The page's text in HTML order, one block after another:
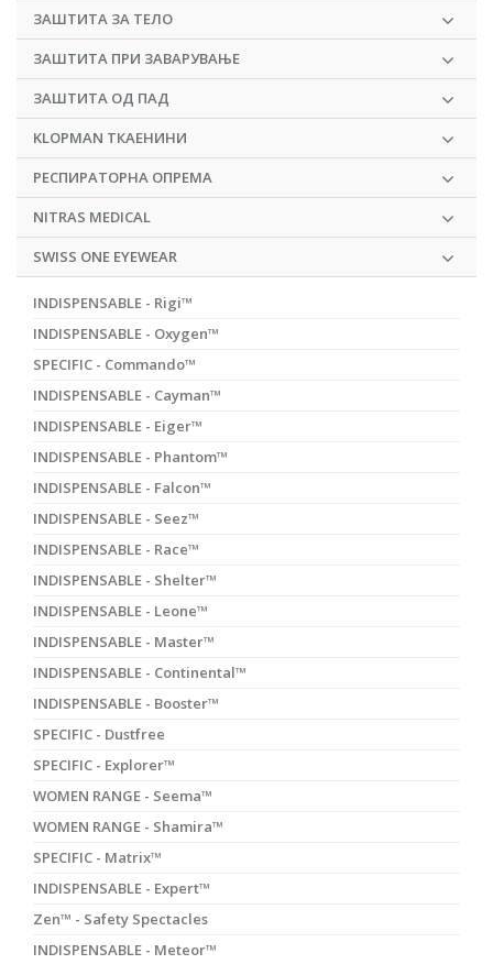
ЗАШТИТА ЗА ТЕЛО
ЗАШТИТА ПРИ ЗАВАРУВАЊЕ
ЗАШТИТА ОД ПАД
KLOPMAN ТКАЕНИНИ
РЕСПИРАТОРНА ОПРЕМА
NITRAS MEDICAL
SWISS ONE EYEWEAR
INDISPENSABLE - Rigi™
INDISPENSABLE - Oxygen™
SPECIFIC - Commando™
INDISPENSABLE - Cayman™
INDISPENSABLE - Eiger™
INDISPENSABLE - Phantom™
INDISPENSABLE - Falcon™
INDISPENSABLE - Seez™
INDISPENSABLE - Race™
INDISPENSABLE - Shelter™
INDISPENSABLE - Leone™
INDISPENSABLE - Master™
INDISPENSABLE - Continental™
INDISPENSABLE - Booster™
SPECIFIC - Dustfree
SPECIFIC - Explorer™
WOMEN RANGE - Seema™
WOMEN RANGE - Shamira™
SPECIFIC - Matrix™
INDISPENSABLE - Expert™
Zen™ - Safety Spectacles
INDISPENSABLE - Meteor™